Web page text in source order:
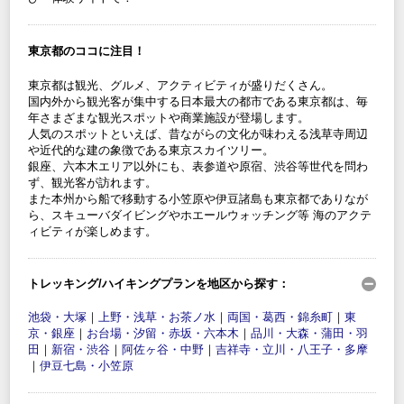
東京都のココに注目！
東京都は観光、グルメ、アクティビティが盛りだくさん。
国内外から観光客が集中する日本最大の都市である東京都は、毎
年さまざまな観光スポットや商業施設が登場します。
人気のスポットといえば、昔ながらの文化が味わえる浅草寺周辺
や近代的な建の象徴である東京スカイツリー。
銀座、六本木エリア以外にも、表参道や原宿、渋谷等世代を問わ
ず、観光客が訪れます。
また本州から船で移動する小笠原や伊豆諸島も東京都でありなが
ら、スキューバダイビングやホエールウォッチング等 海のアクテ
ィビティが楽しめます。
トレッキング/ハイキングプランを地区から探す：
池袋・大塚 ｜ 上野・浅草・お茶ノ水 ｜ 両国・葛西・錦糸町 ｜ 東
京・銀座 ｜ お台場・汐留・赤坂・六本木 ｜ 品川・大森・蒲田・羽
田 ｜ 新宿・渋谷 ｜ 阿佐ヶ谷・中野 ｜ 吉祥寺・立川・八王子・多摩
｜ 伊豆七島・小笠原